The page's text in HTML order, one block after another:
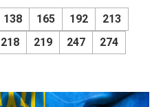
138 165 192
213
218 219 247 274